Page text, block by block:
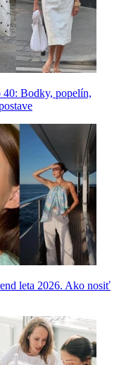
40: Bodky, popelín,
leta 2026. Ako nosiť